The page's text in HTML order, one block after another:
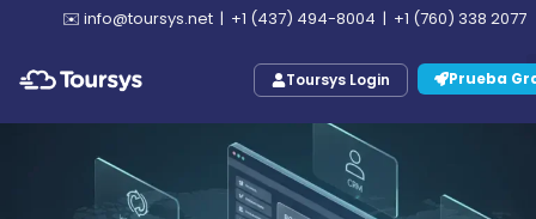
✉️ info@toursys.net | +1 (437) 494-8004 | +1 (760) 338 2077
Toursys Login Prueba